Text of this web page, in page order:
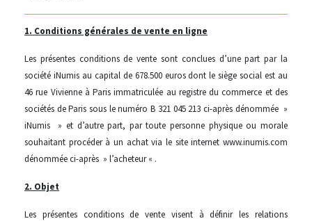
1. Conditions générales de vente en ligne
Les présentes conditions de vente sont conclues d’une part par la
société iNumis au capital de 678.500 euros dont le siège social est au
46 rue Vivienne à Paris immatriculée au registre du commerce et des
sociétés de Paris sous le numéro B 321 045 213 ci-après dénommée »
iNumis » et d’autre part, par toute personne physique ou morale
souhaitant procéder à un achat via le site internet www.inumis.com
dénommée ci-après » l’acheteur « .
2. Objet
Les présentes conditions de vente visent à définir les relations